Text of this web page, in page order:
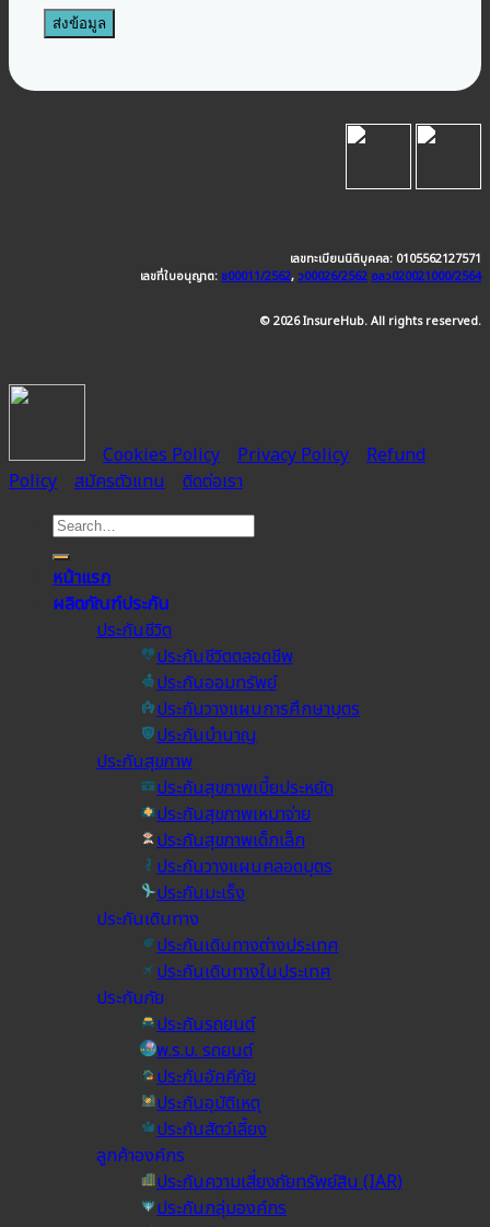
เลขทะเบียนนิติบุคคล: 0105562127571
เลขที่ใบอนุญาต: ช00011/2562,ว00026/2562 อลว020021000/2564
© 2026 InsureHub. All rights reserved.
Cookies Policy Privacy Policy
Refund
Policy
สมัครตัวแทน ติดต่อเรา
หน้าแรก
ผลิตภัณฑ์ประกัน
ประกันชีวิต
ประกันชีวิตตลอดชีพ
ประกันออมทรัพย์
ประกันวางแผนการศึกษาบุตร
ประกันบำนาญ
ประกันสุขภาพ
ประกันสุขภาพเบี้ยประหยัด
ประกันสุขภาพเหมาจ่าย
ประกันสุขภาพเด็กเล็ก
ประกันวางแผนคลอดบุตร
ประกันมะเร็ง
ประกันเดินทาง
ประกันเดินทางต่างประเทศ
ประกันเดินทางในประเทศ
ประกันภัย
ประกันรถยนต์
พ.ร.บ. รถยนต์
ประกันอัคคีภัย
ประกันอุบัติเหตุ
ประกันสัตว์เลี้ยง
ลูกค้าองค์กร
ประกันความเสี่ยงภัยทรัพย์สิน (IAR)
ประกันกลุ่มองค์กร